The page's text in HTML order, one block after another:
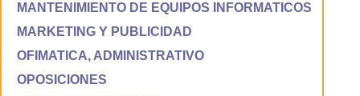
MANTENIMIENTO DE EQUIPOS INFORMATICOS
MARKETING Y PUBLICIDAD
OFIMATICA, ADMINISTRATIVO
OPOSICIONES